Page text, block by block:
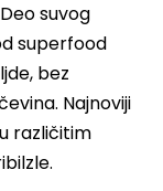
suvog
superfood
bez
Najnoviji
različitim